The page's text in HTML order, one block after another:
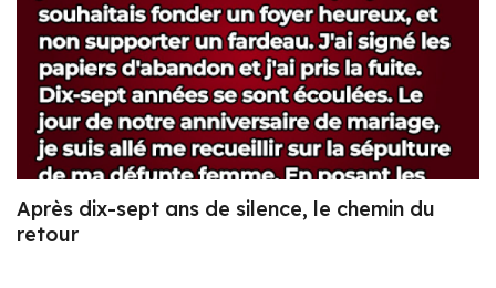
Après dix-sept ans de silence, le chemin du
retour